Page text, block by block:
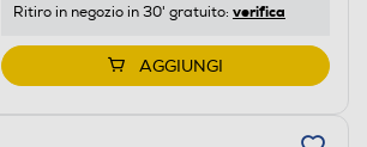
Ritiro in negozio in 30' gratuito: verifica
AGGIUNGI